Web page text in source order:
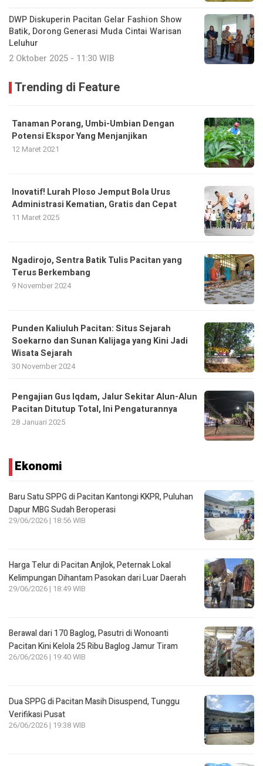
DWP Diskuperin Pacitan Gelar Fashion Show
Batik, Dorong Generasi Muda Cintai Warisan
Leluhur
2 Oktober 2025 - 11:30 WIB
Trending di Feature
Tanaman Porang, Umbi-Umbian Dengan
Potensi Ekspor Yang Menjanjikan
12 Maret 2021
Inovatif! Lurah Ploso Jemput Bola Urus
Administrasi Kematian, Gratis dan Cepat
11 Maret 2025
Ngadirojo, Sentra Batik Tulis Pacitan yang
Terus Berkembang
9 November 2024
Punden Kaliuluh Pacitan: Situs Sejarah
Soekarno dan Sunan Kalijaga yang Kini Jadi
Wisata Sejarah
30 November 2024
Pengajian Gus Iqdam, Jalur Sekitar Alun-Alun
Pacitan Ditutup Total, Ini Pengaturannya
28 Januari 2025
Ekonomi
Baru Satu SPPG di Pacitan Kantongi KKPR, Puluhan
Dapur MBG Sudah Beroperasi
29/06/2026 | 18:56 WIB
Harga Telur di Pacitan Anjlok, Peternak Lokal
Kelimpungan Dihantam Pasokan dari Luar Daerah
29/06/2026 | 18:49 WIB
Berawal dari 170 Baglog, Pasutri di Wonoanti
Pacitan Kini Kelola 25 Ribu Baglog Jamur Tiram
26/06/2026 | 19:40 WIB
Dua SPPG di Pacitan Masih Disuspend, Tunggu
Verifikasi Pusat
26/06/2026 | 19:38 WIB